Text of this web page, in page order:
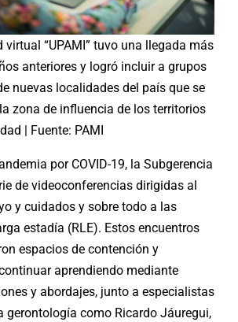
virtual “UPAMI” tuvo una llegada más
anteriores y logró incluir a grupos
nuevas localidades del país que se
zona de influencia de los territorios
| Fuente: PAMI
por COVID-19, la Subgerencia
de videoconferencias dirigidas al
y cuidados y sobre todo a las
estadía (RLE). Estos encuentros
espacios de contención y
aprendiendo mediante
y abordajes, junto a especialistas
gerontología como Ricardo Jáuregui,